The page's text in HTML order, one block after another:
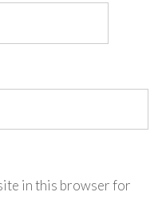
in this browser for